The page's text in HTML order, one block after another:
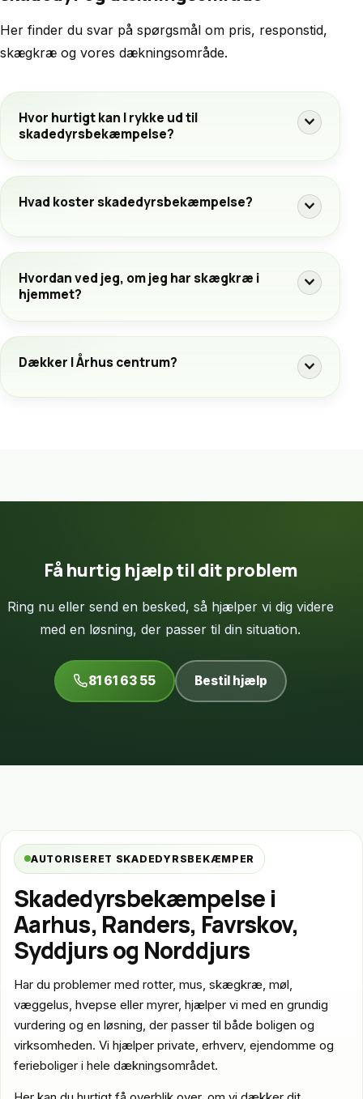
Her finder du svar på spørgsmål om pris, responstid,
skægkræ og vores dækningsområde.
Hvor hurtigt kan I rykke ud til
skadedyrsbekæmpelse?
expand_more
Hvad koster skadedyrsbekæmpelse? expand_more
Hvordan ved jeg, om jeg har skægkræ i
hjemmet?
expand_more
Dækker I Århus centrum? expand_more
Få hurtig hjælp til dit problem
Ring nu eller send en besked, så hjælper vi dig videre
med en løsning, der passer til din situation.
81 61 63 55 Bestil hjælp
AUTORISERET SKADEDYRSBEKÆMPER
Skadedyrsbekæmpelse i
Aarhus, Randers, Favrskov,
Syddjurs og Norddjurs
Har du problemer med rotter, mus, skægkræ, møl,
væggelus, hvepse eller myrer, hjælper vi med en grundig
vurdering og en løsning, der passer til både boligen og
virksomheden. Vi hjælper private, erhverv, ejendomme og
ferieboliger i hele dækningsområdet.